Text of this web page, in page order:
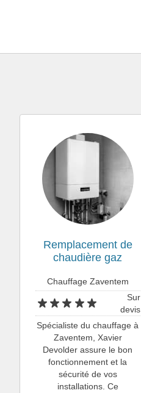
Remplacement de
chaudière gaz
Chauffage Zaventem
Sur
devis
Spécialiste du chauffage à
Zaventem, Xavier
Devolder assure le bon
fonctionnement et la
sécurité de vos
installations. Ce